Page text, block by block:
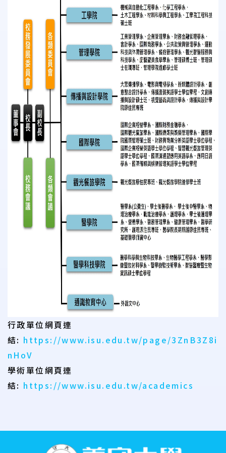
行政單位網頁連
結: https://www.isu.edu.tw/page/3ZnB3Z8i
nHoV
學術單位網頁連
結: https://www.isu.edu.tw/academics